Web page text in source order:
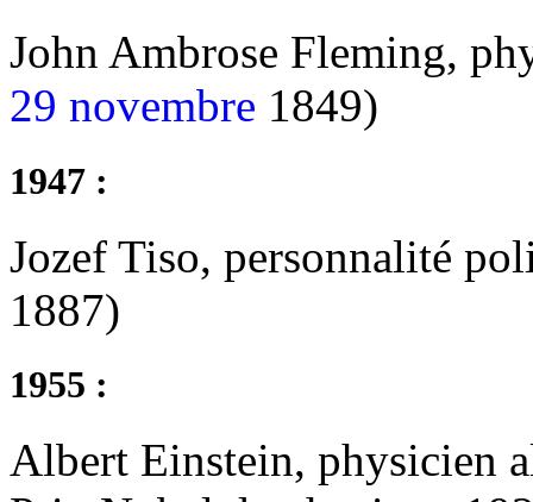
John Ambrose Fleming,
29 novembre 1849)
1947 :
Jozef Tiso, personnalité
1887)
1955 :
Albert Einstein, physicien